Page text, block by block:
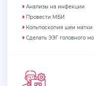
Анализы на инфекции
Провести МБИ
Кольпоскопия шеи матки
Сделать ЭЭГ головного